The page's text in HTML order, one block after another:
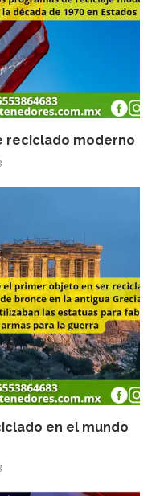
reciclado moderno
en el mundo